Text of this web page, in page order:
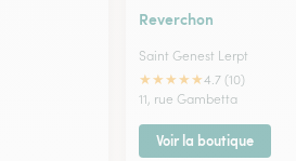
Reverchon
Saint Genest Lerpt
★★★★★4.7 (10)
11, rue Gambetta
Voir la boutique